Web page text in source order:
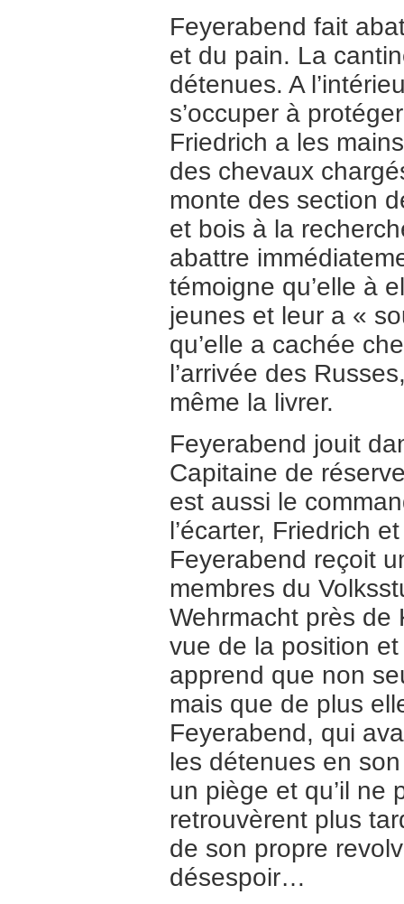
Feyerabend fait
et du pain. La
détenues. A
s’occuper à
Friedrich a les
des chevaux
monte des section
et bois à la
abattre
témoigne qu’elle à
jeunes et leur a «
qu’elle a cachée
l’arrivée des
même la livrer.
Feyerabend jouit
Capitaine de
est aussi le
l’écarter, Friedrich
Feyerabend reçoit
membres du
Wehrmacht près de
vue de la position
apprend que non
mais que de plus
Feyerabend, qui
les détenues en
un piège et qu’il ne
retrouvèrent plus
de son propre
désespoir…